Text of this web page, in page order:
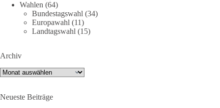
⚠️ Sofortigen Stopp aller Waffenlieferungen ins Ausland,
zumindest in Kriegsgebiete
⚠️ Beteiligung an humanitärer Hilfe für alle Kriegsopfer
⚠️ Aufruf zum sofortigen Waffenstillstand bzw. zu
⚠️ Einhaltung von Völkerrecht und UN-Charta
Mit dabei sind (Stand 9.7.26):
✅ Florian Pfaff, Mayor a.D. (Sprecher dieBasis AG Frieden)
Wahlen (64)
Bundestagswahl (34)
Europawahl (11)
Landtagswahl (15)
Archiv
Archiv
Neueste Beiträge